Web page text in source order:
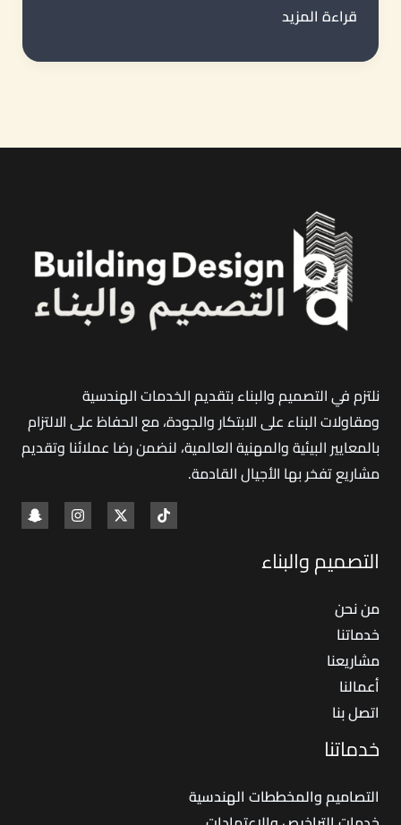
شركة
والبناء
في
قراءة المزيد
نلتزم في التصميم والبناء بتقديم الخدمات الهندسية
ومقاولات البناء على الابتكار والجودة، مع الحفاظ على الالتزام
بالمعايير البيئية والمهنية العالمية، لنضمن رضا عملائنا وتقديم
مشاريع تفخر بها الأجيال القادمة.
التصميم والبناء
من نحن
خدماتنا
مشاريعنا
أعمالنا
اتصل بنا
خدماتنا
التصاميم والمخططات الهندسية